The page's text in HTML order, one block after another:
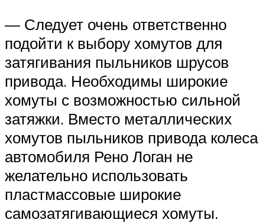
— Следует очень ответственно
подойти к выбору хомутов для
затягивания пыльников шрусов
привода. Необходимы широкие
хомуты с возможностью сильной
затяжки. Вместо металлических
хомутов пыльников привода колеса
автомобиля Рено Логан не
желательно использовать
пластмассовые широкие
самозатягивающиеся хомуты.